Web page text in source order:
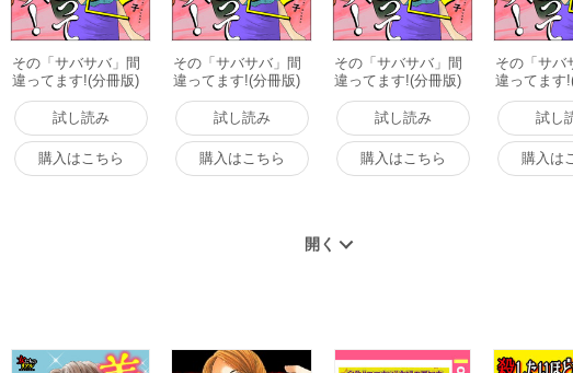
その「サバサバ」間
違ってます!(分冊版)
【第2話】 電子書籍
版
試し読み
購入はこちら
その「サバサバ」間
違ってます!(分冊版)
【第3話】 電子書籍
版
試し読み
購入はこちら
その「サバサバ」間
違ってます!(分冊版)
【第4話】 電子書籍
版
試し読み
購入はこちら
その「サバ
違ってます
【第5話】
版
試し
購入は